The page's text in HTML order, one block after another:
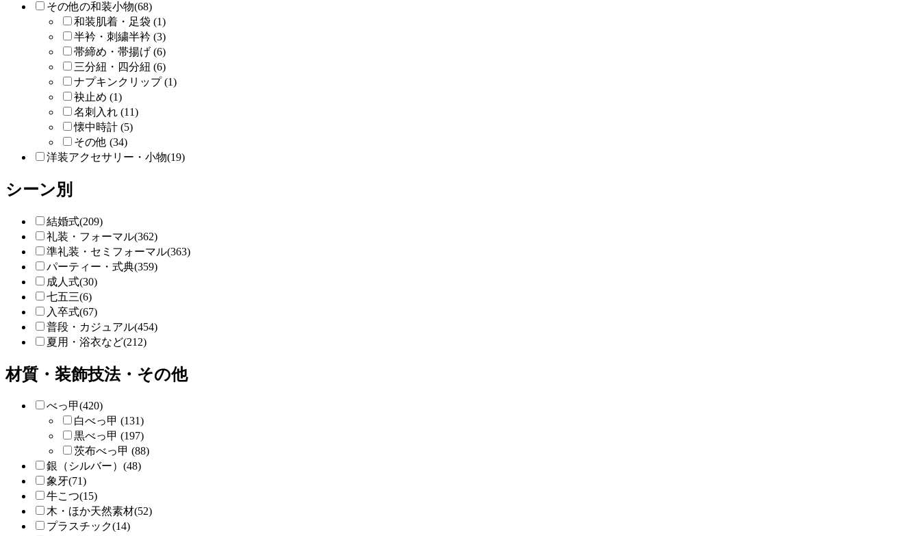
その他の和装小物(68)
和装肌着・足袋 (1)
半衿・刺繍半衿 (3)
帯締め・帯揚げ (6)
三分紐・四分紐 (6)
ナプキンクリップ (1)
袂止め (1)
名刺入れ (11)
懐中時計 (5)
その他 (34)
洋装アクセサリー・小物(19)
シーン別
結婚式(209)
礼装・フォーマル(362)
準礼装・セミフォーマル(363)
パーティー・式典(359)
成人式(30)
七五三(6)
入卒式(67)
普段・カジュアル(454)
夏用・浴衣など(212)
材質・装飾技法・その他
べっ甲(420)
白べっ甲 (131)
黒べっ甲 (197)
茨布べっ甲 (88)
銀（シルバー）(48)
象牙(71)
牛こつ(15)
木・ほか天然素材(52)
プラスチック(14)